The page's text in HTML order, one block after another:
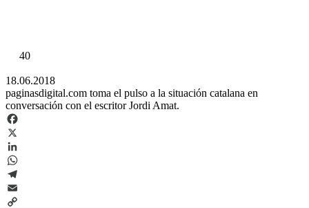
40
18.06.2018
paginasdigital.com toma el pulso a la situación catalana en
conversación con el escritor Jordi Amat.
Facebook
X
LinkedIn
WhatsApp
Telegram
Email